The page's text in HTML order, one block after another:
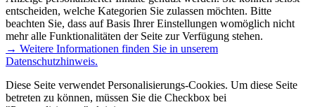
entscheiden, welche Kategorien Sie zulassen möchten. Bitte
beachten Sie, dass auf Basis Ihrer Einstellungen womöglich nicht
mehr alle Funktionalitäten der Seite zur Verfügung stehen.
→ Weitere Informationen finden Sie in unserem
Datenschutzhinweis.
Diese Seite verwendet Personalisierungs-Cookies. Um diese Seite
betreten zu können, müssen Sie die Checkbox bei